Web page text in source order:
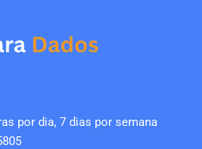
por dia, 7 dias por semana